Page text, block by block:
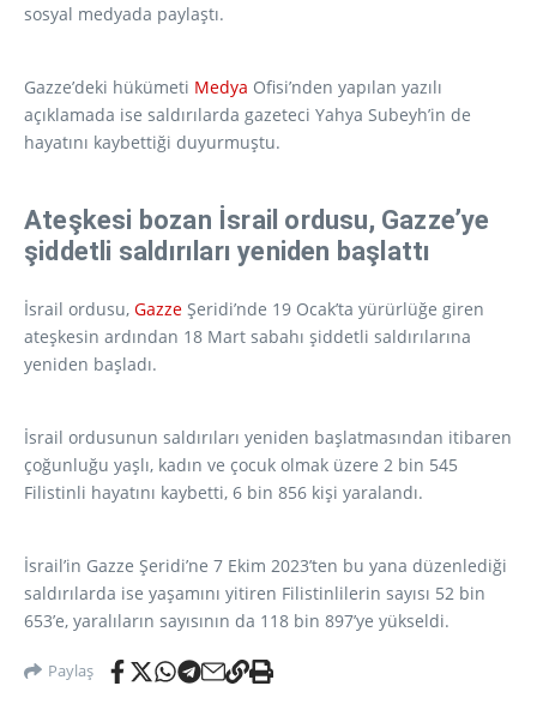
sosyal medyada paylaştı.
Gazze’deki hükümeti Medya Ofisi’nden yapılan yazılı
açıklamada ise saldırılarda gazeteci Yahya Subeyh’in de
hayatını kaybettiği duyurmuştu.
Ateşkesi bozan İsrail ordusu, Gazze’ye
şiddetli saldırıları yeniden başlattı
İsrail ordusu, Gazze Şeridi’nde 19 Ocak’ta yürürlüğe giren
ateşkesin ardından 18 Mart sabahı şiddetli saldırılarına
yeniden başladı.
İsrail ordusunun saldırıları yeniden başlatmasından itibaren
çoğunluğu yaşlı, kadın ve çocuk olmak üzere 2 bin 545
Filistinli hayatını kaybetti, 6 bin 856 kişi yaralandı.
İsrail’in Gazze Şeridi’ne 7 Ekim 2023’ten bu yana düzenlediği
saldırılarda ise yaşamını yitiren Filistinlilerin sayısı 52 bin
653’e, yaralıların sayısının da 118 bin 897’ye yükseldi.
Paylaş